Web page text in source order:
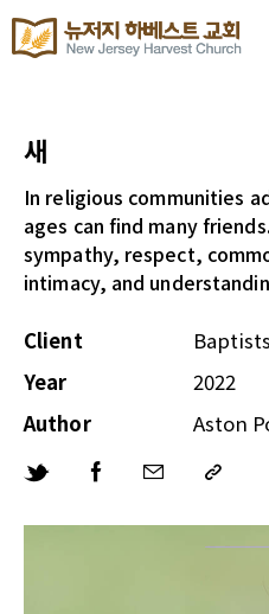
새
In religious communities
ages can find many
sympathy, respect,
intimacy, and
Client
Baptists
Year
2022
Author
Aston